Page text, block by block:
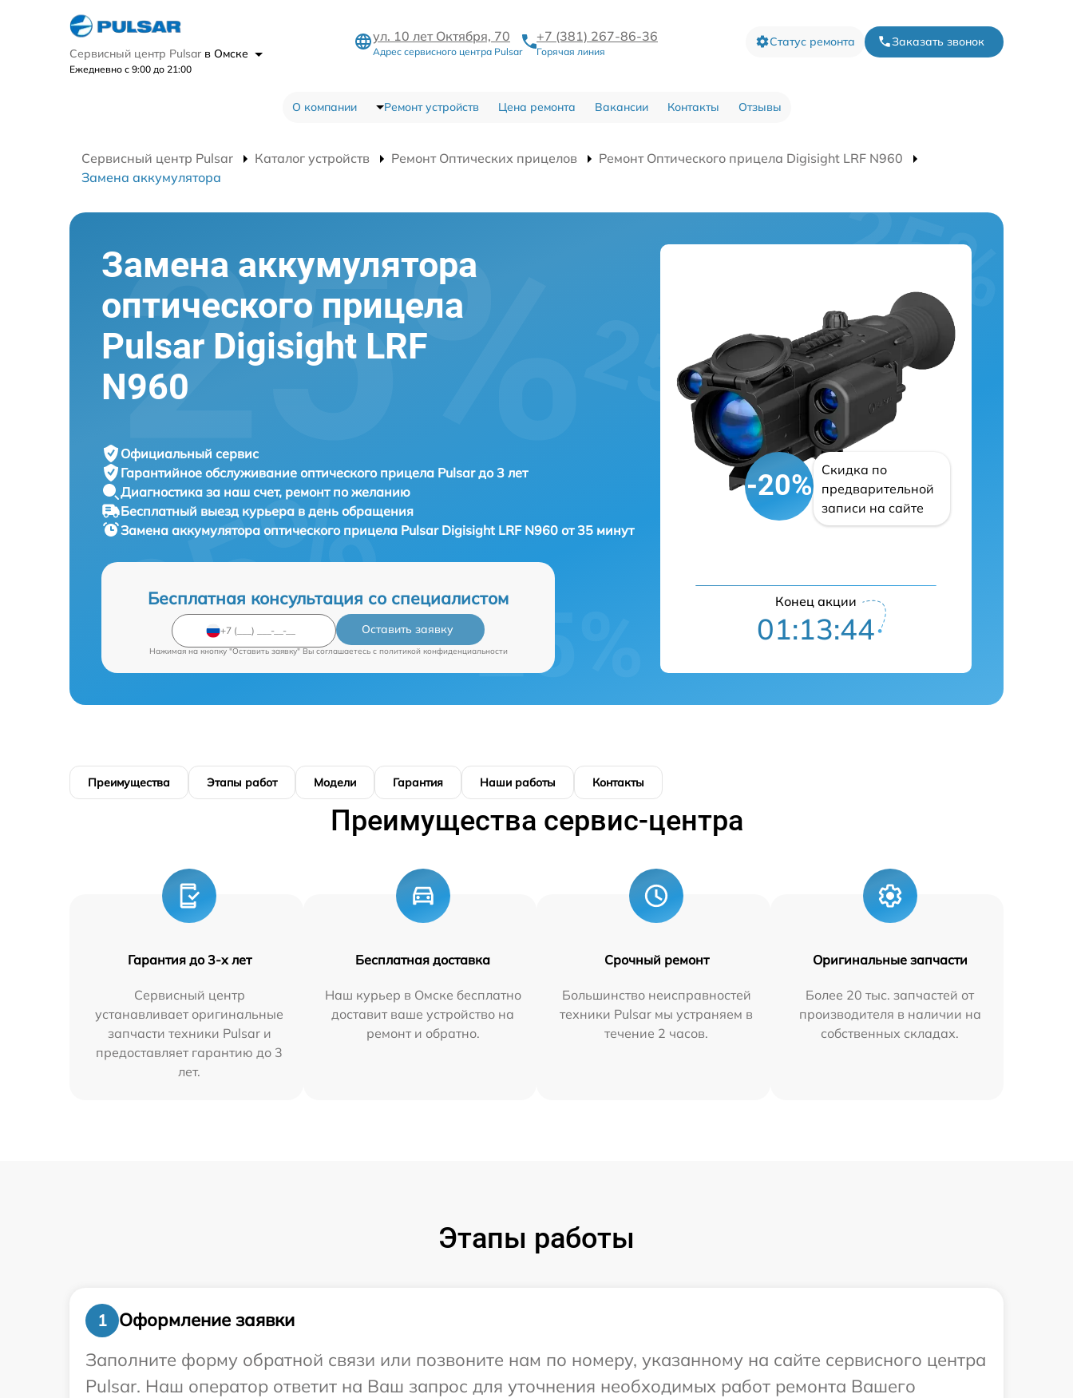
Сервисный центр Pulsar в Омске
Ежедневно с 9:00 до 21:00
ул. 10 лет Октября, 70
Адрес сервисного центра Pulsar
+7 (381) 267-86-36
Горячая линия
Статус ремонта Заказать звонок
О компании Ремонт устройств Цена ремонта Вакансии Контакты Отзывы
Сервисный центр Pulsar Каталог устройств Ремонт Оптических прицелов
Ремонт Оптического прицела Digisight LRF N960
Замена аккумулятора
Замена аккумулятора
оптического прицела
Pulsar Digisight LRF
N960
Официальный сервис
Гарантийное обслуживание оптического прицела Pulsar до 3 лет
Диагностика за наш счет, ремонт по желанию
Бесплатный выезд курьера в день обращения
Замена аккумулятора оптического прицела Pulsar Digisight LRF N960 от 35 минут
Бесплатная консультация со специалистом
Оставить заявку
Нажимая на кнопку "Оставить заявку" Вы соглашаетесь c политикой конфиденциальности
-20%
Скидка по
предварительной
записи на сайте
Конец акции
01:13:43
Преимущества Этапы работ Модели Гарантия Наши работы Контакты
Преимущества сервис-центра
Гарантия до 3-х лет
Сервисный центр
устанавливает оригинальные
запчасти техники Pulsar и
предоставляет гарантию до 3
лет.
Бесплатная доставка
Наш курьер в Омске бесплатно
доставит ваше устройство на
ремонт и обратно.
Срочный ремонт
Большинство неисправностей
техники Pulsar мы устраняем в
течение 2 часов.
Оригинальные запчасти
Более 20 тыс. запчастей от
производителя в наличии на
собственных складах.
Этапы работы
1
Оформление заявки
Заполните форму обратной связи или позвоните нам по номеру, указанному на сайте сервисного центра
Pulsar. Наш оператор ответит на Ваш запрос для уточнения необходимых работ ремонта Вашего